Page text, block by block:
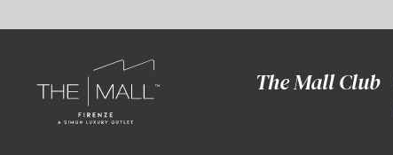
The Mall Club